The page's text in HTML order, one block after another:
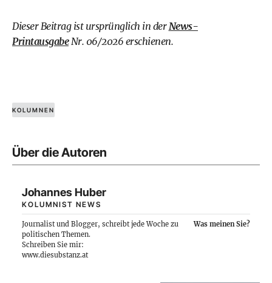
Dieser Beitrag ist ursprünglich in der News-
PrintausgabeNr. 06/2026 erschienen.
KOLUMNEN
Über die Autoren
Johannes Huber
KOLUMNIST NEWS
Journalist und Blogger, schreibt jede Woche zu
politischen Themen.
Was meinen Sie?
Schreiben Sie mir:
www.diesubstanz.at